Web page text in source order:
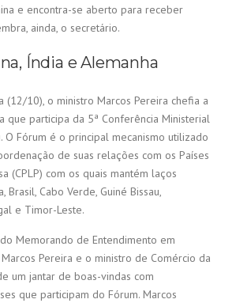
e encontra-se aberto para receber
ainda, o secretário.
Índia e Alemanha
(12/10), o ministro Marcos Pereira chefia a
que participa da 5ª Conferência Ministerial
O Fórum é o principal mecanismo utilizado
de suas relações com os Países
(CPLP) com os quais mantém laços
Brasil, Cabo Verde, Guiné Bissau,
e Timor-Leste.
Memorando de Entendimento em
Pereira e o ministro de Comércio da
um jantar de boas-vindas com
que participam do Fórum. Marcos